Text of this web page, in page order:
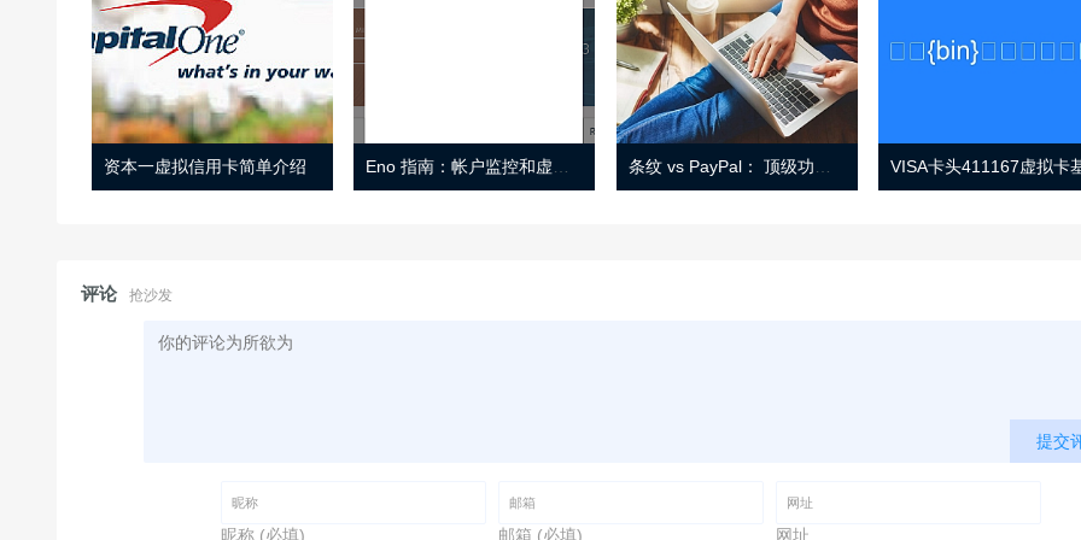
资本一虚拟信用卡简单介绍
评论 抢沙发
提交
昵称 (必填) 邮箱 (必填) 网址